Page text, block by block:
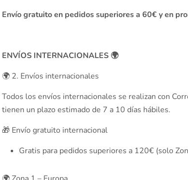
Envío gratuito en pedidos superiores a 60€ y en
ENVÍOS INTERNACIONALES 🌍
🌍 2. Envíos internacionales
Todos los envíos internacionales se realizan con
tienen un plazo estimado de 7 a 10 días hábiles.
🎁 Envío gratuito internacional
Gratis para pedidos superiores a 120€ (solo